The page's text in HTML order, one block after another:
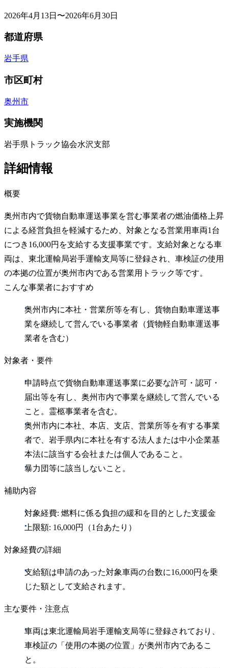
2026年4月13日〜2026年6月30日
都道府県
岩手県
市区町村
奥州市
実施機関
岩手県トラック協会水沢支部
詳細情報
概要
奥州市内で貨物自動車運送事業を営む事業者の燃油価格上昇
による経営負担を軽減するため、対象となる営業用車両1台
につき16,000円を支給する支援事業です。支給対象となる車
両は、東北運輸局岩手運輸支局等に登録され、車検証の使用
の本拠の位置が奥州市内である営業用トラック等です。
こんな事業者におすすめ
奥州市内に本社・営業所等を有し、貨物自動車運送事
業を継続して営んでいる事業者（貨物軽自動車運送事
業者を含む）
対象者・要件
申請時点で貨物自動車運送事業に必要な許可・認可・
届出等を有し、奥州市内で事業を継続して営んでいる
こと。霊柩事業者を含む。
奥州市内に本社、本店、支店、営業所等を有する事業
者で、岩手県内に本社を有する法人または中小企業基
本法に該当する会社または個人であること。
暴力団等に該当しないこと。
補助内容
対象経費: 燃料に係る負担の緩和を目的とした支援金
上限額: 16,000円（1台あたり）
対象経費の詳細
支給額は申請のあった対象車両の台数に16,000円を乗
じた額として支給されます。
主な要件・注意点
車両は東北運輸局岩手運輸支局等に登録されており、
車検証の「使用の本拠の位置」が奥州市内であるこ
と。